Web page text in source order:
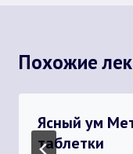
Похожие
Ясный ум
таблетки